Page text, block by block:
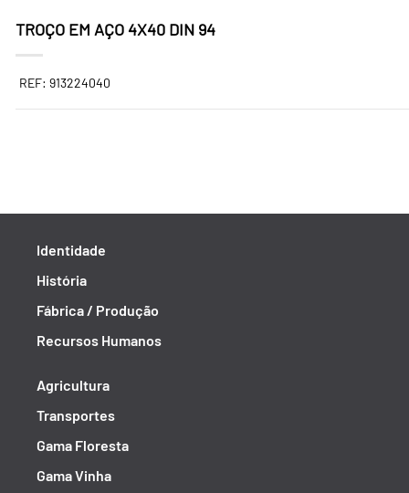
TROÇO EM AÇO 4X40 DIN 94
REF: 913224040
Identidade
História
Fábrica / Produção
Recursos Humanos
Agricultura
Transportes
Gama Floresta
Gama Vinha